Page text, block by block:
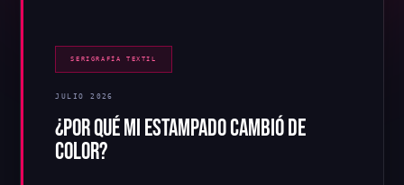
SERIGRAFÍA TEXTIL
JULIO 2026
¿POR QUÉ MI ESTAMPADO CAMBIÓ DE
COLOR?